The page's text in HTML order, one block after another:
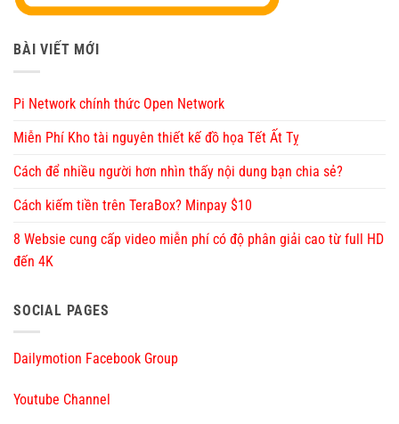
BÀI VIẾT MỚI
Pi Network chính thức Open Network
Miễn Phí Kho tài nguyên thiết kế đồ họa Tết Ất Tỵ
Cách để nhiều người hơn nhìn thấy nội dung bạn chia sẻ?
Cách kiếm tiền trên TeraBox? Minpay $10
8 Websie cung cấp video miễn phí có độ phân giải cao từ full HD
đến 4K
SOCIAL PAGES
Dailymotion Facebook Group
Youtube Channel